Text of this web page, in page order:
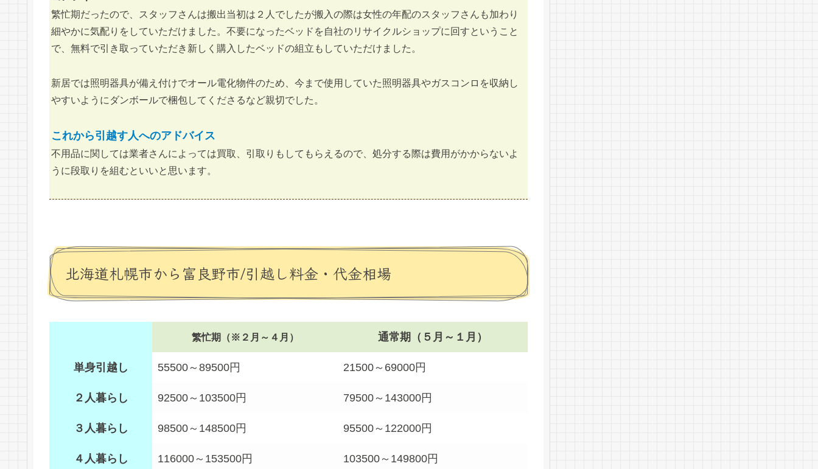
繁忙期だったので、スタッフさんは搬出当初は２人でしたが搬入の際は女性の年配のスタッフさんも加わり
細やかに気配りをしていただけました。不要になったベッドを自社のリサイクルショップに回すということ
で、無料で引き取っていただき新しく購入したベッドの組立もしていただけました。
新居では照明器具が備え付けでオール電化物件のため、今まで使用していた照明器具やガスコンロを収納し
やすいようにダンボールで梱包してくださるなど親切でした。
これから引越す人へのアドバイス
不用品に関しては業者さんによっては買取、引取りもしてもらえるので、処分する際は費用がかからないよ
うに段取りを組むといいと思います。
北海道札幌市から富良野市/引越し料金・代金相場
繁忙期（※２月～４月） 通常期（５月～１月）
単身引越し 55500～89500円 21500～69000円
２人暮らし 92500～103500円 79500～143000円
３人暮らし 98500～148500円 95500～122000円
４人暮らし 116000～153500円 103500～149800円